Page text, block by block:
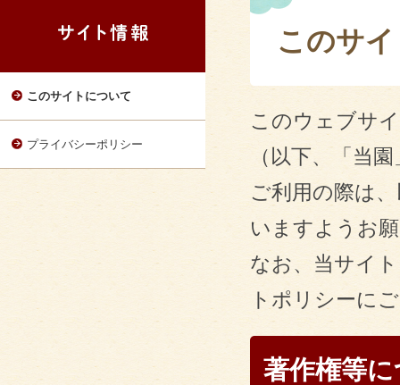
このサ
このウェブサ
（以下、「当
ご利用の際は
いますようお
なお、当サイ
トポリシーに
著作権等
このサイトについて
プライバシーポリシー